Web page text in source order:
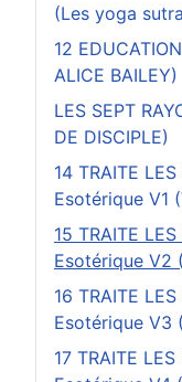
(Les yoga
12
ALICE BAILEY)
LES SEPT
DE DISCIPLE)
14 TRAITE
Esotérique V1
15 TRAITE
Esotérique V2
16 TRAITE
Esotérique V3
17 TRAITE